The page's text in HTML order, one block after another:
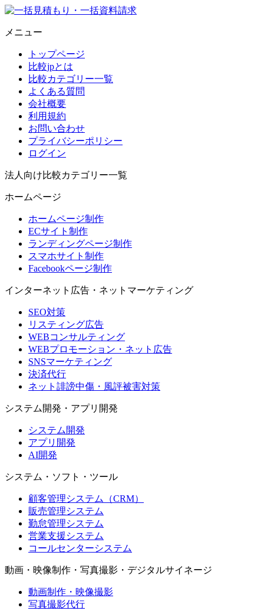
メニュー
トップページ
比較jpとは
比較カテゴリー一覧
よくある質問
会社概要
利用規約
お問い合わせ
プライバシーポリシー
ログイン
法人向け比較カテゴリー一覧
ホームページ
ホームページ制作
ECサイト制作
ランディングページ制作
スマホサイト制作
Facebookページ制作
インターネット広告・ネットマーケティング
SEO対策
リスティング広告
WEBコンサルティング
WEBプロモーション・ネット広告
SNSマーケティング
決済代行
ネット誹謗中傷・風評被害対策
システム開発・アプリ開発
システム開発
アプリ開発
AI開発
システム・ソフト・ツール
顧客管理システム（CRM）
販売管理システム
勤怠管理システム
営業支援システム
コールセンターシステム
動画・映像制作・写真撮影・デジタルサイネージ
動画制作・映像撮影
写真撮影代行